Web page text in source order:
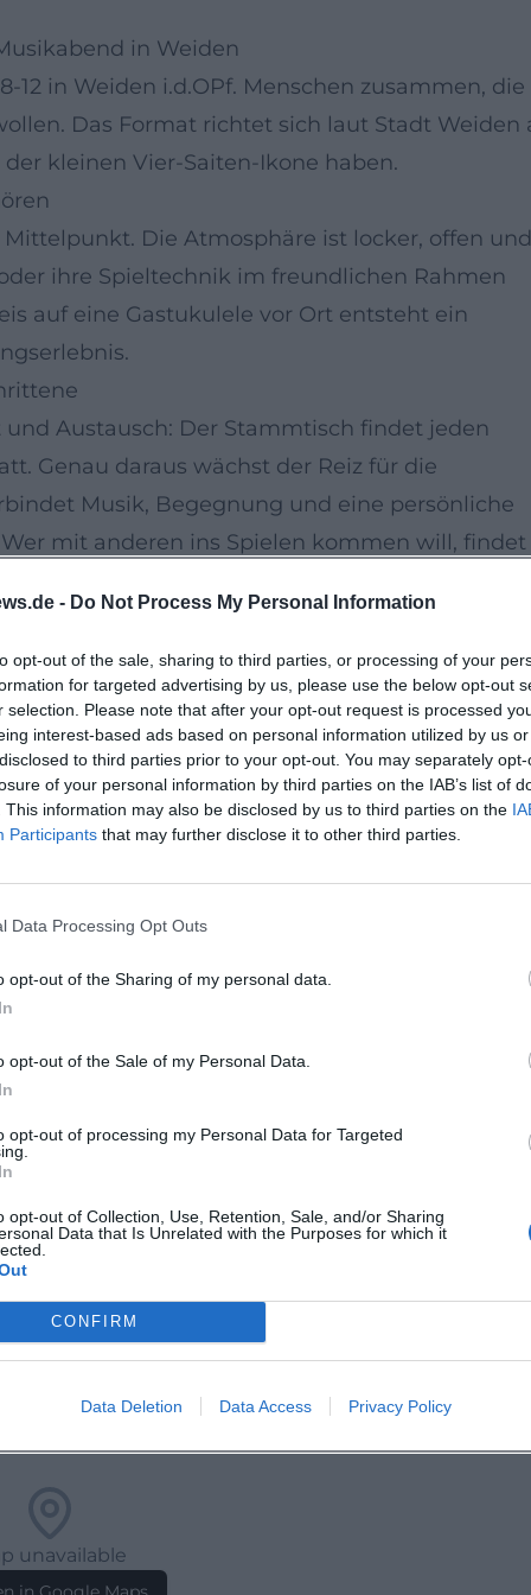
- Do Not Process My Personal Information
opt-out of the sale, sharing to third parties, or processing of your
for targeted advertising by us, please use the below opt-out
selection. Please note that after your opt-out request is processed
interest-based ads based on personal information utilized by us
to third parties prior to your opt-out. You may separately
of your personal information by third parties on the IAB’s list of
This information may also be disclosed by us to third parties on the
Participants that may further disclose it to other third parties.
Data Processing Opt Outs
opt-out of the Sharing of my personal data.
opt-out of the Sale of my Personal Data.
opt-out of processing my Personal Data for Targeted
opt-out of Collection, Use, Retention, Sale, and/or Sharing
Data that Is Unrelated with the Purposes for which it
CONFIRM
Data Deletion Data Access Privacy Policy
in Weiden
in Weiden i.d.OPf. Menschen zusammen, die
Das Format richtet sich laut Stadt Weiden
kleinen Vier-Saiten-Ikone haben.
Die Atmosphäre ist locker, offen und
ihre Spieltechnik im freundlichen Rahmen
auf eine Gastukulele vor Ort entsteht ein
Austausch: Der Stammtisch findet jeden
Genau daraus wächst der Reiz für die
Musik, Begegnung und eine persönliche
mit anderen ins Spielen kommen will, findet
Abend in der Innenstadt.
Fleischgasse 2 in 92637 Weiden i.d.OPf.
ein angenehmes, städtisches Umfeld, das zu
passt. Gerade für kleine Kulturformate
Austausch ein starkes
einen sympathischen Abend mit Musik,
Wer Lust auf ein offenes
diesen Termin vormerken und live dabei
unavailable